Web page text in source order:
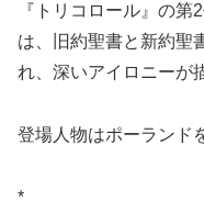
『トリコロール』の
は、旧約聖書と新約聖
れ、深いアイロニーが
登場人物はポーランド
*